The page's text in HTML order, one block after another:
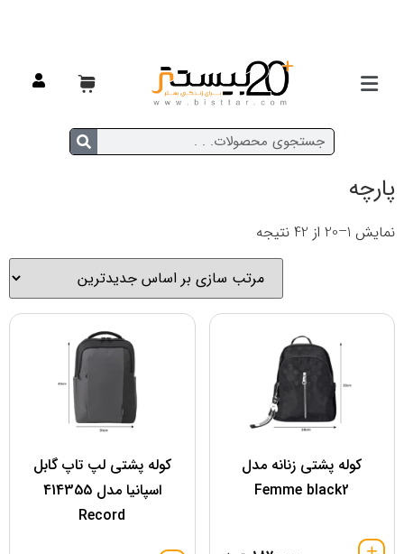
/ محصول جنس / پارچه
پارچه
نمایش 1–20 از 42 نتیجه
کوله پشتی زنانه مدل
Femme black2
کوله پشتی لپ تاپ گابل
اسپانیا مدل 414355
Record